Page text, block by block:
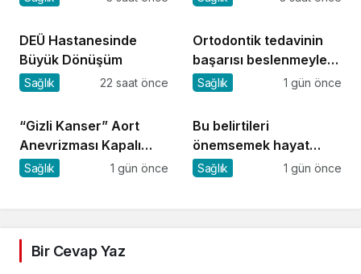
DEÜ Hastanesinde
Büyük Dönüşüm
Sağlık 22 saat önce
Ortodontik tedavinin
başarısı beslenmeyle
başlar!
Sağlık 1 gün önce
“Gizli Kanser” Aort
Anevrizması Kapalı
Yöntemle Tedavi Edildi
Sağlık 1 gün önce
Bu belirtileri
önemsemek hayat
kurtarıyor
Sağlık 1 gün önce
Bir Cevap Yaz